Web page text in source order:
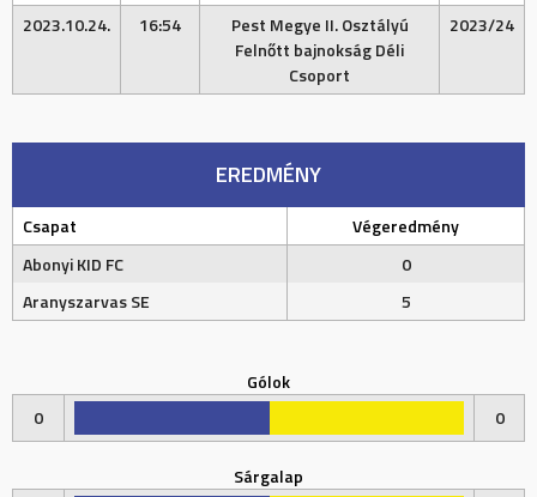
2023.10.24.
16:54
Pest Megye II. Osztályú
Felnőtt bajnokság Déli
Csoport
2023/24
EREDMÉNY
Csapat
Végeredmény
Abonyi KID FC
0
Aranyszarvas SE
5
Gólok
0
0
Sárgalap